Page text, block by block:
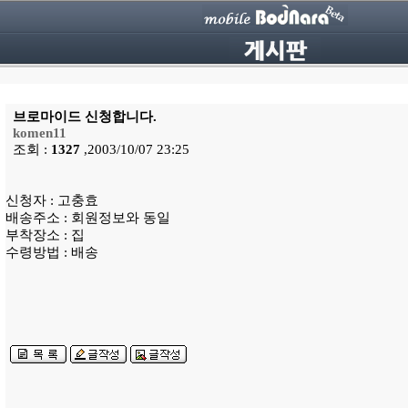
브로마이드 신청합니다.
komen11
조회 : 1327 ,2003/10/07 23:25
신청자 : 고충효
배송주소 : 회원정보와 동일
부착장소 : 집
수령방법 : 배송